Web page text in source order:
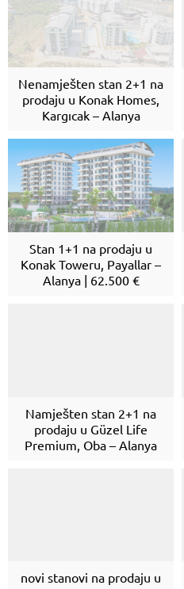
Nenamješten stan 2+1 na
prodaju u Konak Homes,
Kargıcak – Alanya
Stan 1+1 na prodaju u
Konak Toweru, Payallar –
Alanya | 62.500 €
Namješten stan 2+1 na
prodaju u Güzel Life
Premium, Oba – Alanya
novi stanovi na prodaju u